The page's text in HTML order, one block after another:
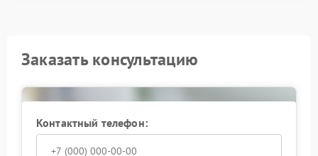
Заказать консультацию
Контактный телефон: